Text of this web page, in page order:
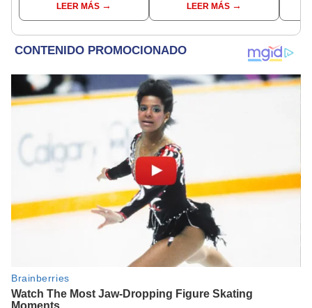
Aliaga no representan al
JNE
LEER MÁS
madrugadaLEER MÁS